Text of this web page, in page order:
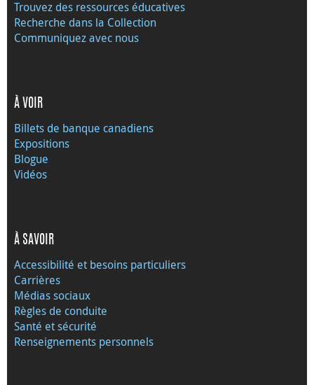
Trouvez des ressources éducatives
Recherche dans la Collection
Communiquez avec nous
À VOIR
Billets de banque canadiens
Expositions
Blogue
Vidéos
À SAVOIR
Accessibilité et besoins particuliers
Carrières
Médias sociaux
Règles de conduite
Santé et sécurité
Renseignements personnels